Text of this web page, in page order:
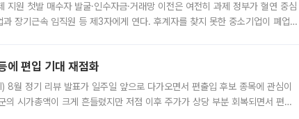
원 첫발 매수자 발굴·인수자금·거래망 이전은 여전히 과제 정부가 혈연 중심
장기근속 임직원 등 제3자에게 연다. 후계자를 찾지 못한 중소기업이 폐업
편입 기대 재점화
8월 정기 리뷰 발표가 일주일 앞으로 다가오면서 편출입 후보 종목에 관심이
의 시가총액이 크게 흔들렸지만 저점 이후 주가가 상당 부분 회복되면서 편입